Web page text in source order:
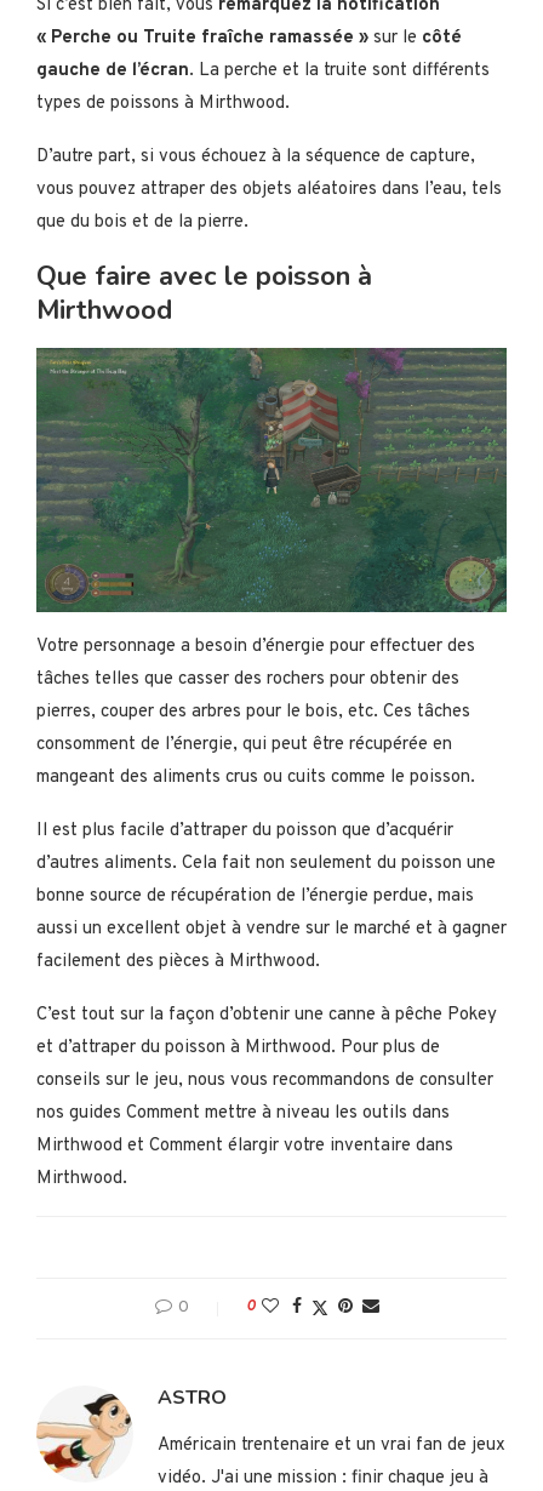
Si c’est bien fait, vous remarquez la notification
« Perche ou Truite fraîche ramassée » sur le côté
gauche de l’écran. La perche et la truite sont différents
types de poissons à Mirthwood.
D’autre part, si vous échouez à la séquence de capture,
vous pouvez attraper des objets aléatoires dans l’eau, tels
que du bois et de la pierre.
Que faire avec le poisson à
Mirthwood
Votre personnage a besoin d’énergie pour effectuer des
tâches telles que casser des rochers pour obtenir des
pierres, couper des arbres pour le bois, etc. Ces tâches
consomment de l’énergie, qui peut être récupérée en
mangeant des aliments crus ou cuits comme le poisson.
Il est plus facile d’attraper du poisson que d’acquérir
d’autres aliments. Cela fait non seulement du poisson une
bonne source de récupération de l’énergie perdue, mais
aussi un excellent objet à vendre sur le marché et à gagner
facilement des pièces à Mirthwood.
C’est tout sur la façon d’obtenir une canne à pêche Pokey
et d’attraper du poisson à Mirthwood. Pour plus de
conseils sur le jeu, nous vous recommandons de consulter
nos guides Comment mettre à niveau les outils dans
Mirthwood et Comment élargir votre inventaire dans
Mirthwood.
0 0
ASTRO
Américain trentenaire et un vrai fan de jeux
vidéo. J'ai une mission : finir chaque jeu à